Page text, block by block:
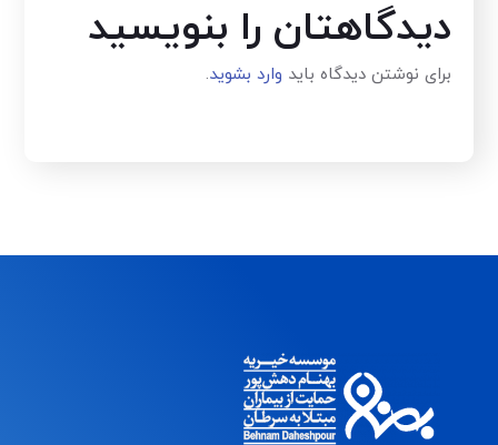
دیدگاهتان را بنویسید
برای نوشتن دیدگاه باید وارد بشوید.